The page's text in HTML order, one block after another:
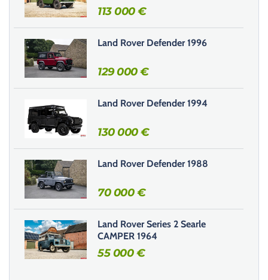
s
e
r
c
e
h
m
p
v
i
d
e
113 000€
Land Rover Defender 1996
129 000€
Land Rover Defender 1994
130 000€
Land Rover Defender 1988
70 000€
Land Rover Series 2 Searle
CAMPER 1964
55 000€